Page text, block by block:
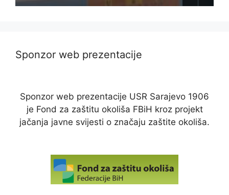
Sponzor web prezentacije
Sponzor web prezentacije USR Sarajevo 1906
je Fond za zaštitu okoliša FBiH kroz projekt
jačanja javne svijesti o značaju zaštite okoliša.